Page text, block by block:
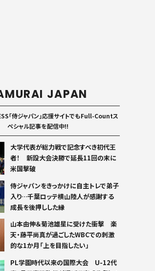
JAPAN
「侍ジャパン」応援サイトでもFull-Countス
ペシャル記事を配信中!!
大学代表が総力戦で記念すべき初代王
者！ 新設大会決勝で延長11回の末に
米国撃破
侍ジャパンをきっかけに自主トレで弟子
入り…千葉ロッテ横山陸人が感謝する
成長を後押しした縁
山本由伸＆菊池雄星に受けた衝撃 楽
天・藤平尚真が過ごしたWBCでの刺激
的な1か月「上を目指したい」
PL学園時代以来の国際大会 U-12代